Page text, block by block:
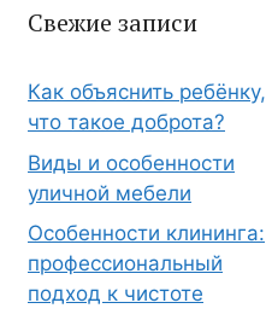
Свежие записи
Как объяснить ребёнку,
что такое доброта?
Виды и особенности
уличной мебели
Особенности клининга:
профессиональный
подход к чистоте